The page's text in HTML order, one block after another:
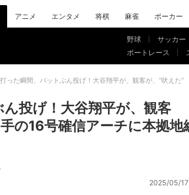
アニメ エンタメ 将棋 麻雀 ポーカー
野球 サッカー
ボートレース
打った瞬間、バットぶん投げ！大谷翔平が、観客が、“吠えた
投げ！大谷翔平が、観客
の16号確信アーチに本拠地
2025/05/17